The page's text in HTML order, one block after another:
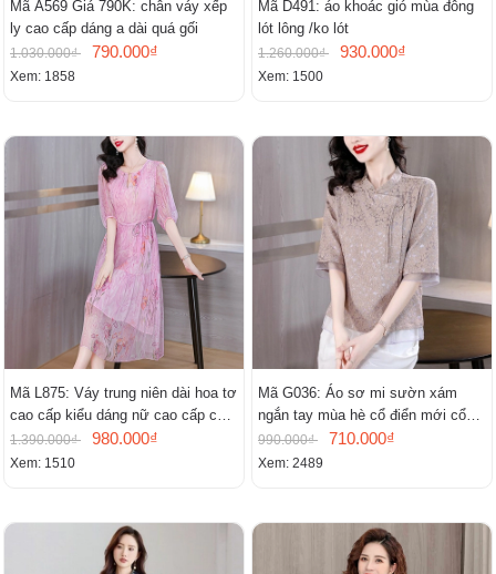
Mã A569 Giá 790K: chân váy xếp
ly cao cấp dáng a dài quá gối
1.030.000₫ 790.000₫
Xem: 1858
Mã D491: áo khoác gió mùa đông
lót lông /ko lót
1.260.000₫ 930.000₫
Xem: 1500
Mã L875: Váy trung niên dài hoa tơ
cao cấp kiểu dáng nữ cao cấp cao
cấp thần
1.390.000₫ 980.000₫
Xem: 1510
Mã G036: Áo sơ mi sườn xám
ngắn tay mùa hè cổ điển mới cổ
đứng
990.000₫ 710.000₫
Xem: 2489